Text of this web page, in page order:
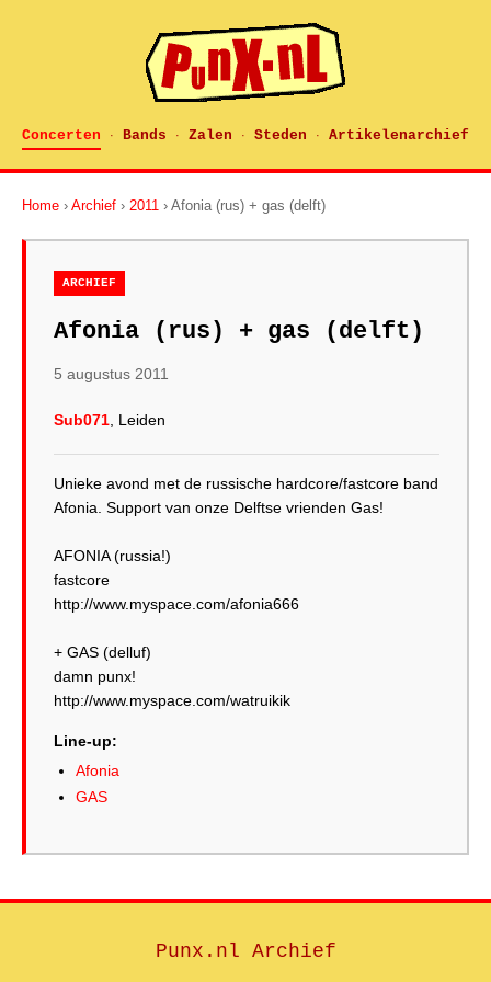
Concerten · Bands · Zalen · Steden · Artikelenarchief
Home › Archief › 2011 › Afonia (rus) + gas (delft)
ARCHIEF
Afonia (rus) + gas (delft)
5 augustus 2011
Sub071 , Leiden
Unieke avond met de russische hardcore/fastcore band
Afonia. Support van onze Delftse vrienden Gas!
AFONIA (russia!)
fastcore
http://www.myspace.com/afonia666
+ GAS (delluf)
damn punx!
Line-up:
Afonia
GAS
Punx.nl Archief